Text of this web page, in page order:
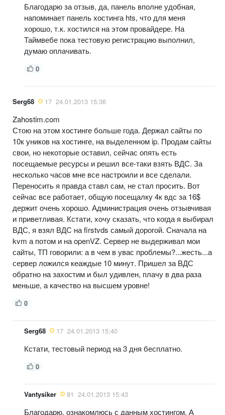
Благодарю за отзыв, да, панель вполне удобная,
напоминает панель хостинга hts, что для меня
хорошо, т.к. хостился на этом провайдере. На
Таймвебе пока тестовую регистрацию выполнил,
думаю оплачивать.
0
Serg68 17 24.01.2013 15:36
Zahostim.com
Стою на этом хостинге больше года. Держал сайты по
10к уников на хостинге, на выделенном ip. Продам сайты
свои, но некоторые оставил, сейчас опять есть
посещаемые ресурсы и решил все-таки взять ВДС. За
несколько часов мне все настроили и все сделали.
Переносить я правда ставл сам, не стал просить. Вот
сейчас все работает, общую посещалку 4к вдс за 16$
держит очень хорошо. Администрация очень отзывчивая
и приветливая. Кстати, хочу сказать, что когда я выбирал
ВДС, я взял ВДС на firstvds самый дорогой. Сначала на
kvm а потом и на openVZ. Сервер не выдерживал мои
сайты, ТП говорили: а в чем в увас проблемы?...жесть...а
сервер ложился кеаждые 10 минут. Пришел за ВДС
обратно на захостим и был удивлен, плачу в два раза
меньше, а качество на высшем уровне!
0
Serg68 17 24.01.2013 15:40
Кстати, тестовый период на 3 дня бесплатно.
0
Vantysiker 81 24.01.2013 15:43
Благодарю, ознакомлюсь с данным хостингом. А